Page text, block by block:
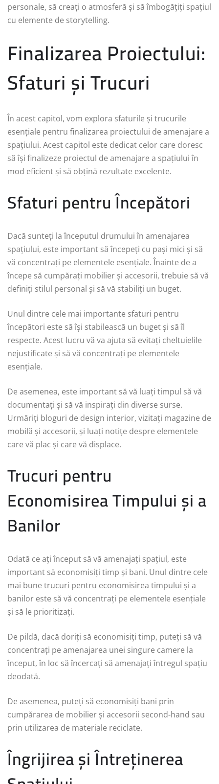
personale, să creați o atmosferă și să îmbogățiți spațiul
cu elemente de storytelling.
Finalizarea Proiectului:
Sfaturi și Trucuri
În acest capitol, vom explora sfaturile și trucurile
esențiale pentru finalizarea proiectului de amenajare a
spațiului. Acest capitol este dedicat celor care doresc
să își finalizeze proiectul de amenajare a spațiului în
mod eficient și să obțină rezultate excelente.
Sfaturi pentru Începători
Dacă sunteți la începutul drumului în amenajarea
spațiului, este important să începeți cu pași mici și să
vă concentrați pe elementele esențiale. Înainte de a
începe să cumpărați mobilier și accesorii, trebuie să vă
definiți stilul personal și să vă stabiliți un buget.
Unul dintre cele mai importante sfaturi pentru
începători este să își stabilească un buget și să îl
respecte. Acest lucru vă va ajuta să evitați cheltuielile
nejustificate și să vă concentrați pe elementele
esențiale.
De asemenea, este important să vă luați timpul să vă
documentați și să vă inspirați din diverse surse.
Urmăriți bloguri de design interior, vizitați magazine de
mobilă și accesorii, și luați notițe despre elementele
care vă plac și care vă displace.
Trucuri pentru
Economisirea Timpului și a
Banilor
Odată ce ați început să vă amenajați spațiul, este
important să economisiți timp și bani. Unul dintre cele
mai bune trucuri pentru economisirea timpului și a
banilor este să vă concentrați pe elementele esențiale
și să le prioritizați.
De pildă, dacă doriți să economisiți timp, puteți să vă
concentrați pe amenajarea unei singure camere la
început, în loc să încercați să amenajați întregul spațiu
deodată.
De asemenea, puteți să economisiți bani prin
cumpărarea de mobilier și accesorii second-hand sau
prin utilizarea de materiale reciclate.
Îngrijirea și Întreținerea